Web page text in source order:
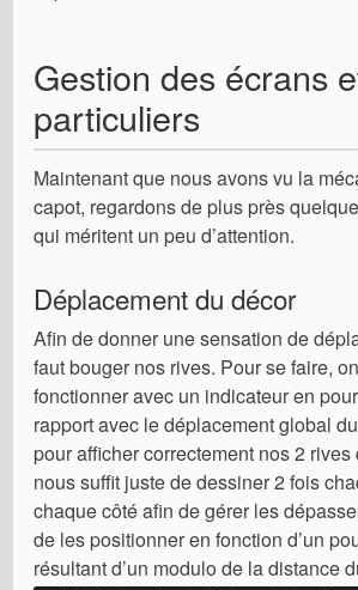
Gestion des écrans
particuliers
Maintenant que nous avons vu la
capot, regardons de plus près
qui méritent un peu d’attention.
Déplacement du décor
Afin de donner une sensation de
faut bouger nos rives. Pour se faire,
fonctionner avec un indicateur en
rapport avec le déplacement global
pour afficher correctement nos 2
nous suffit juste de dessiner 2 fois
chaque côté afin de gérer les
de les positionner en fonction d’un
résultant d’un modulo de la distance